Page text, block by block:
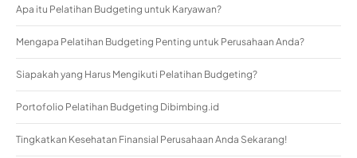
Apa itu Pelatihan Budgeting untuk Karyawan?
Mengapa Pelatihan Budgeting Penting untuk Perusahaan Anda?
Siapakah yang Harus Mengikuti Pelatihan Budgeting?
Portofolio Pelatihan Budgeting Dibimbing.id
Tingkatkan Kesehatan Finansial Perusahaan Anda Sekarang!